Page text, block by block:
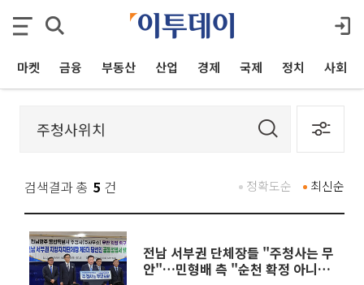
마켓 금융 부동산 산업 경제 국제 정치 사회
검색결과 총 5 건 최신순
정확도순
전남 서부권 단체장들 "주청사는 무
안"…민형배 측 "순천 확정 아니